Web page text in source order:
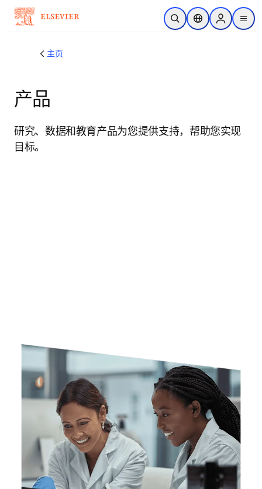
跳转到主内容
开放搜索位置选择器Sign in to
menu
主页
产品
研究、数据和教育产品为您提供支持，帮助您实现
目标。